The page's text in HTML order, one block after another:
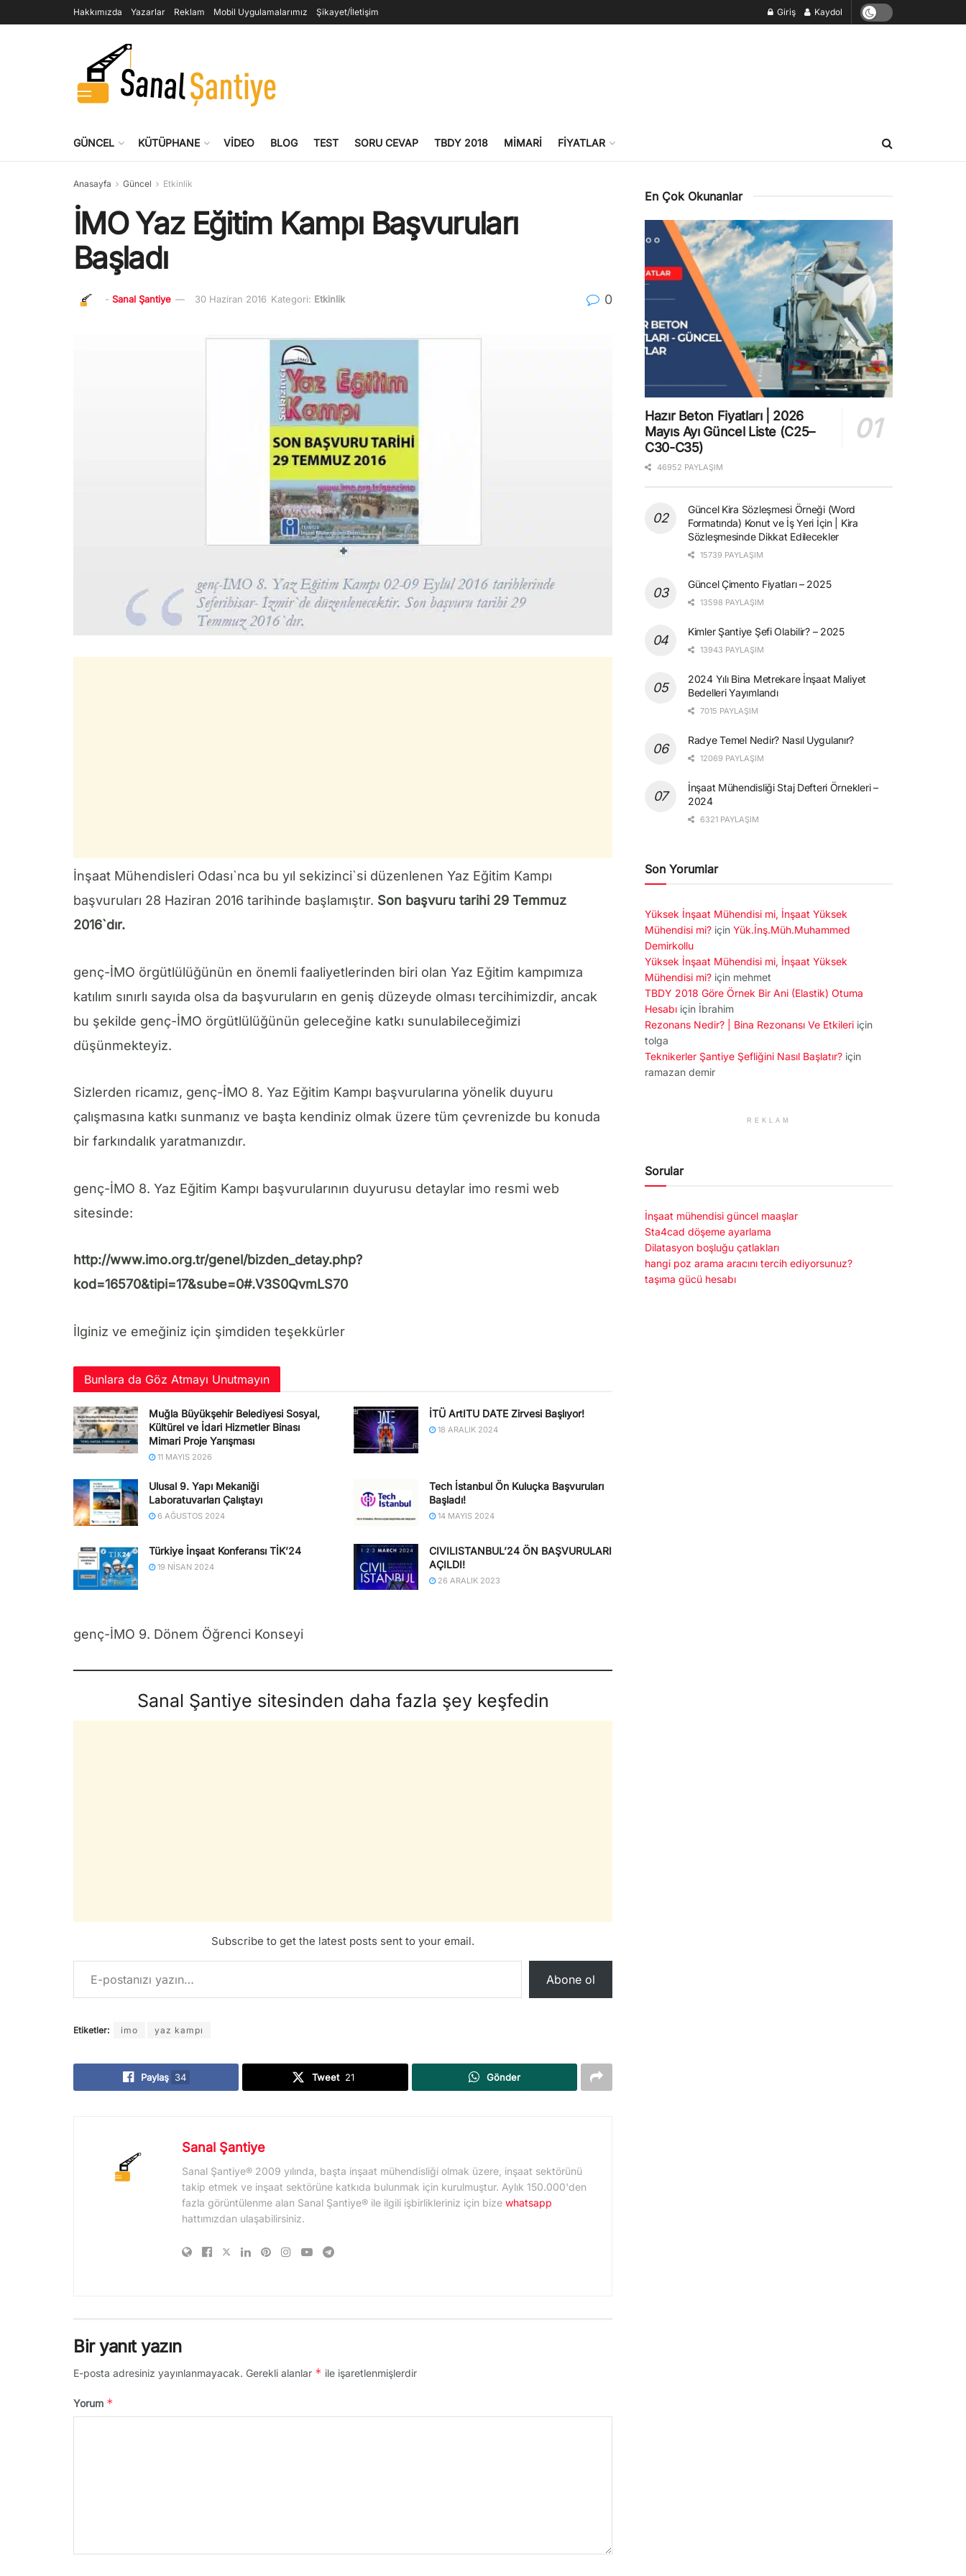
Hakkımızda Yazarlar Reklam Mobil Uygulamalarımız Şikayet/İletişim Giriş Kaydol
GÜNCEL KÜTÜPHANE VIDEO BLOG TEST SORU CEVAP TBDY 2018 MIMARI FIYATLAR
Anasayfa Güncel Etkinlik
İMO Yaz Eğitim Kampı Başvuruları
Başladı
- Sanal Şantiye 30 Haziran 2016 Kategori: Etkinlik 0
İnşaat Mühendisleri Odası`nca bu yıl sekizinci`si düzenlenen Yaz Eğitim Kampı
başvuruları 28 Haziran 2016 tarihinde başlamıştır. Son başvuru tarihi 29 Temmuz
2016`dır.
genç-İMO örgütlülüğünün en önemli faaliyetlerinden biri olan Yaz Eğitim kampımıza
katılım sınırlı sayıda olsa da başvuruların en geniş düzeyde olması tercihimizdir, ancak
bu şekilde genç-İMO örgütlülüğünün geleceğine katkı sunulabileceğimizi
düşünmekteyiz.
Sizlerden ricamız, genç-İMO 8. Yaz Eğitim Kampı başvurularına yönelik duyuru
çalışmasına katkı sunmanız ve başta kendiniz olmak üzere tüm çevrenizde bu konuda
bir farkındalık yaratmanızdır.
genç-İMO 8. Yaz Eğitim Kampı başvurularının duyurusu detaylar imo resmi web
sitesinde:
http://www.imo.org.tr/genel/bizden_detay.php?
kod=16570&tipi=17&sube=0#.V3S0QvmLS70
İlginiz ve emeğiniz için şimdiden teşekkürler
Bunlara da Göz Atmayı Unutmayın
Muğla Büyükşehir Belediyesi Sosyal,
Kültürel ve İdari Hizmetler Binası
Mimari Proje Yarışması
11 MAYIS 2026
İTÜ ArtITU DATE Zirvesi Başlıyor!
18 ARALIK 2024
Ulusal 9. Yapı Mekaniği
Laboratuvarları Çalıştayı
6 AĞUSTOS 2024
Tech İstanbul Ön Kuluçka Başvuruları
Başladı!
14 MAYIS 2024
Türkiye İnşaat Konferansı TİK’24
19 NISAN 2024
CIVILISTANBUL’24 ÖN BAŞVURULARI
AÇILDI!
26 ARALIK 2023
genç-İMO 9. Dönem Öğrenci Konseyi
Sanal Şantiye sitesinden daha fazla şey keşfedin
Subscribe to get the latest posts sent to your email.
E-postanızı yazın…
Abone ol
Etiketler: imo yaz kampı
Paylaş 34 Tweet 21 Gönder
Sanal Şantiye
Sanal Şantiye® 2009 yılında, başta inşaat mühendisliği olmak üzere, inşaat sektörünü
takip etmek ve inşaat sektörüne katkıda bulunmak için kurulmuştur. Aylık 150.000'den
fazla görüntülenme alan Sanal Şantiye® ile ilgili işbirlikleriniz için bize whatsapp
hattımızdan ulaşabilirsiniz.
Bir yanıt yazın
E-posta adresiniz yayınlanmayacak. Gerekli alanlar * ile işaretlenmişlerdir
Yorum *
En Çok Okunanlar
Hazır Beton Fiyatları | 2026
Mayıs Ayı Güncel Liste (C25–
C30-C35)
46952 PAYLAŞIM
Güncel Kira Sözleşmesi Örneği (Word
Formatında) Konut ve İş Yeri İçin | Kira
Sözleşmesinde Dikkat Edilecekler
15739 PAYLAŞIM
Güncel Çimento Fiyatları – 2025
13598 PAYLAŞIM
Kimler Şantiye Şefi Olabilir? – 2025
13943 PAYLAŞIM
2024 Yılı Bina Metrekare İnşaat Maliyet
Bedelleri Yayımlandı
7015 PAYLAŞIM
Radye Temel Nedir? Nasıl Uygulanır?
12069 PAYLAŞIM
İnşaat Mühendisliği Staj Defteri Örnekleri –
2024
6321 PAYLAŞIM
Son Yorumlar
Yüksek İnşaat Mühendisi mi, İnşaat Yüksek
Mühendisi mi? için Yük.İnş.Müh.Muhammed
Demirkollu
Yüksek İnşaat Mühendisi mi, İnşaat Yüksek
Mühendisi mi? için mehmet
TBDY 2018 Göre Örnek Bir Ani (Elastik) Otuma
Hesabı için İbrahim
Rezonans Nedir? | Bina Rezonansı Ve Etkileri için
tolga
Teknikerler Şantiye Şefliğini Nasıl Başlatır? için
ramazan demir
REKLAM
Sorular
İnşaat mühendisi güncel maaşlar
Sta4cad döşeme ayarlama
Dilatasyon boşluğu çatlakları
hangi poz arama aracını tercih ediyorsunuz?
taşıma gücü hesabı